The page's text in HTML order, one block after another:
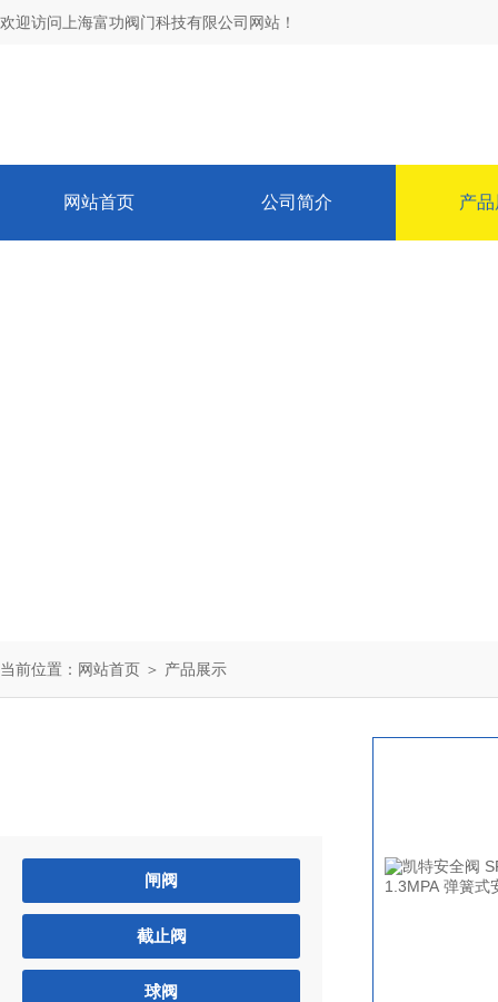
欢迎访问上海富功阀门科技有限公司网站！
网站首页 公司简介 产
当前位置： 网站首页 ＞ 产品展示
闸阀
截止阀
球阀